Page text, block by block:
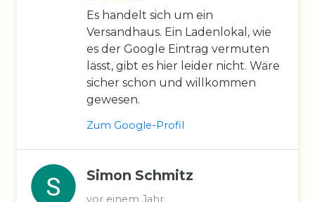
Es handelt sich um ein
Versandhaus. Ein Ladenlokal, wie
es der Google Eintrag vermuten
lässt, gibt es hier leider nicht. Wäre
sicher schon und willkommen
gewesen.
Zum Google-Profil
Simon Schmitz
vor einem Jahr